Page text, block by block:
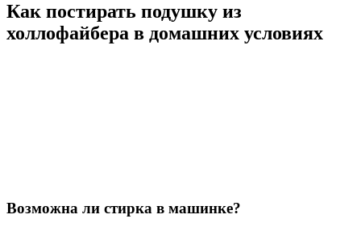
Как постирать подушку из
холлофайбера в домашних условиях
Возможна ли стирка в машинке?